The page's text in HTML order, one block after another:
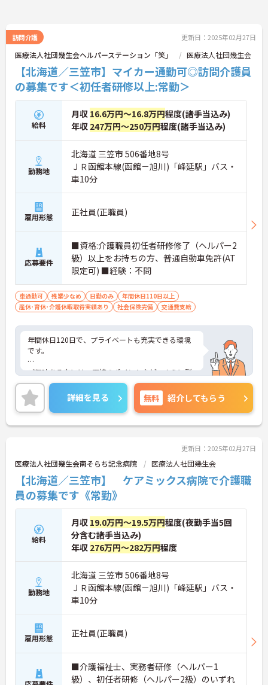
訪問介護 更新日：2025年02月27日
医療法人社団幾生会ヘルパーステーション「笑」 医療法人社団幾生会
【北海道／三笠市】マイカー通勤可◎訪問介護員
の募集です＜初任者研修以上:常勤＞
給料
月収 16.6万円～16.8万円程度(諸手当込み)
年収 247万円～250万円程度(諸手当込み)
勤務地
北海道 三笠市 506番地8号
ＪＲ函館本線(函館－旭川)「峰延駅」バス・
車10分
雇用形態 正社員(正職員)
応募要件
■資格:介護職員初任者研修修了（ヘルパー2
級）以上をお持ちの方、普通自動車免許(AT
限定可) ■経験：不問
車通勤可 残業少なめ 日勤のみ
年間休日110日以上
産休･育休･介護休暇取得実績あり
社会保険完備 交通費支給
年間休日120日で、プライベートも充実できる環境
です。
ご興味ある方には、面接のポイントなど、さらに詳
細をお話致しますのでお気軽にご相談ください。
詳細を見る 無料 紹介してもらう
更新日：2025年02月27日
医療法人社団幾生会南そらち記念病院 医療法人社団幾生会
【北海道／三笠市】 ケアミックス病院で介護職
員の募集です《常勤》
給料
月収 19.0万円～19.5万円程度(夜勤手当5回
分含む諸手当込み)
年収 276万円～282万円程度
勤務地
北海道 三笠市 506番地8号
ＪＲ函館本線(函館－旭川)「峰延駅」バス・
車10分
雇用形態 正社員(正職員)
■介護福祉士、実務者研修（ヘルパー1
級）、初任者研修（ヘルパー2級）のいずれ